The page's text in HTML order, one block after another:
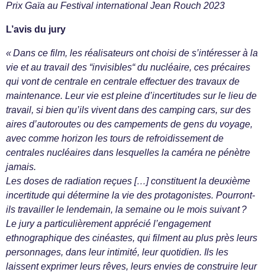
Prix Gaïa au Festival international Jean Rouch 2023
L’avis du jury
« Dans ce film, les réalisateurs ont choisi de s’intéresser à la
vie et au travail des “invisibles“ du nucléaire, ces précaires
qui vont de centrale en centrale effectuer des travaux de
maintenance. Leur vie est pleine d’incertitudes sur le lieu de
travail, si bien qu’ils vivent dans des camping cars, sur des
aires d’autoroutes ou des campements de gens du voyage,
avec comme horizon les tours de refroidissement de
centrales nucléaires dans lesquelles la caméra ne pénètre
jamais.
Les doses de radiation reçues […] constituent la deuxième
incertitude qui détermine la vie des protagonistes. Pourront-
ils travailler le lendemain, la semaine ou le mois suivant ?
Le jury a particulièrement apprécié l’engagement
ethnographique des cinéastes, qui filment au plus près leurs
personnages, dans leur intimité, leur quotidien. Ils les
laissent exprimer leurs rêves, leurs envies de construire leur